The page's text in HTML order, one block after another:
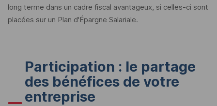
long terme dans un cadre fiscal avantageux, si celles-ci sont
placées sur un Plan d'Épargne Salariale.
Participation : le partage
des bénéfices de votre
entreprise